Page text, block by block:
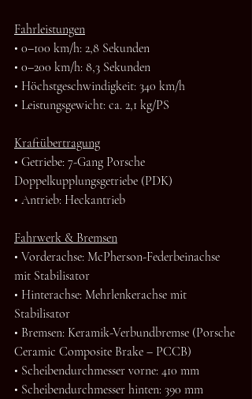
Fahrleistungen
• 0–100 km/h: 2,8 Sekunden
• 0–200 km/h: 8,3 Sekunden
• Höchstgeschwindigkeit: 340 km/h
• Leistungsgewicht: ca. 2,1 kg/PS
Kraftübertragung
• Getriebe: 7-Gang Porsche
Doppelkupplungsgetriebe (PDK)
• Antrieb: Heckantrieb
Fahrwerk & Bremsen
• Vorderachse: McPherson-Federbeinachse
mit Stabilisator
• Hinterachse: Mehrlenkerachse mit
Stabilisator
• Bremsen: Keramik-Verbundbremse (Porsche
Ceramic Composite Brake – PCCB)
• Scheibendurchmesser vorne: 410 mm
• Scheibendurchmesser hinten: 390 mm